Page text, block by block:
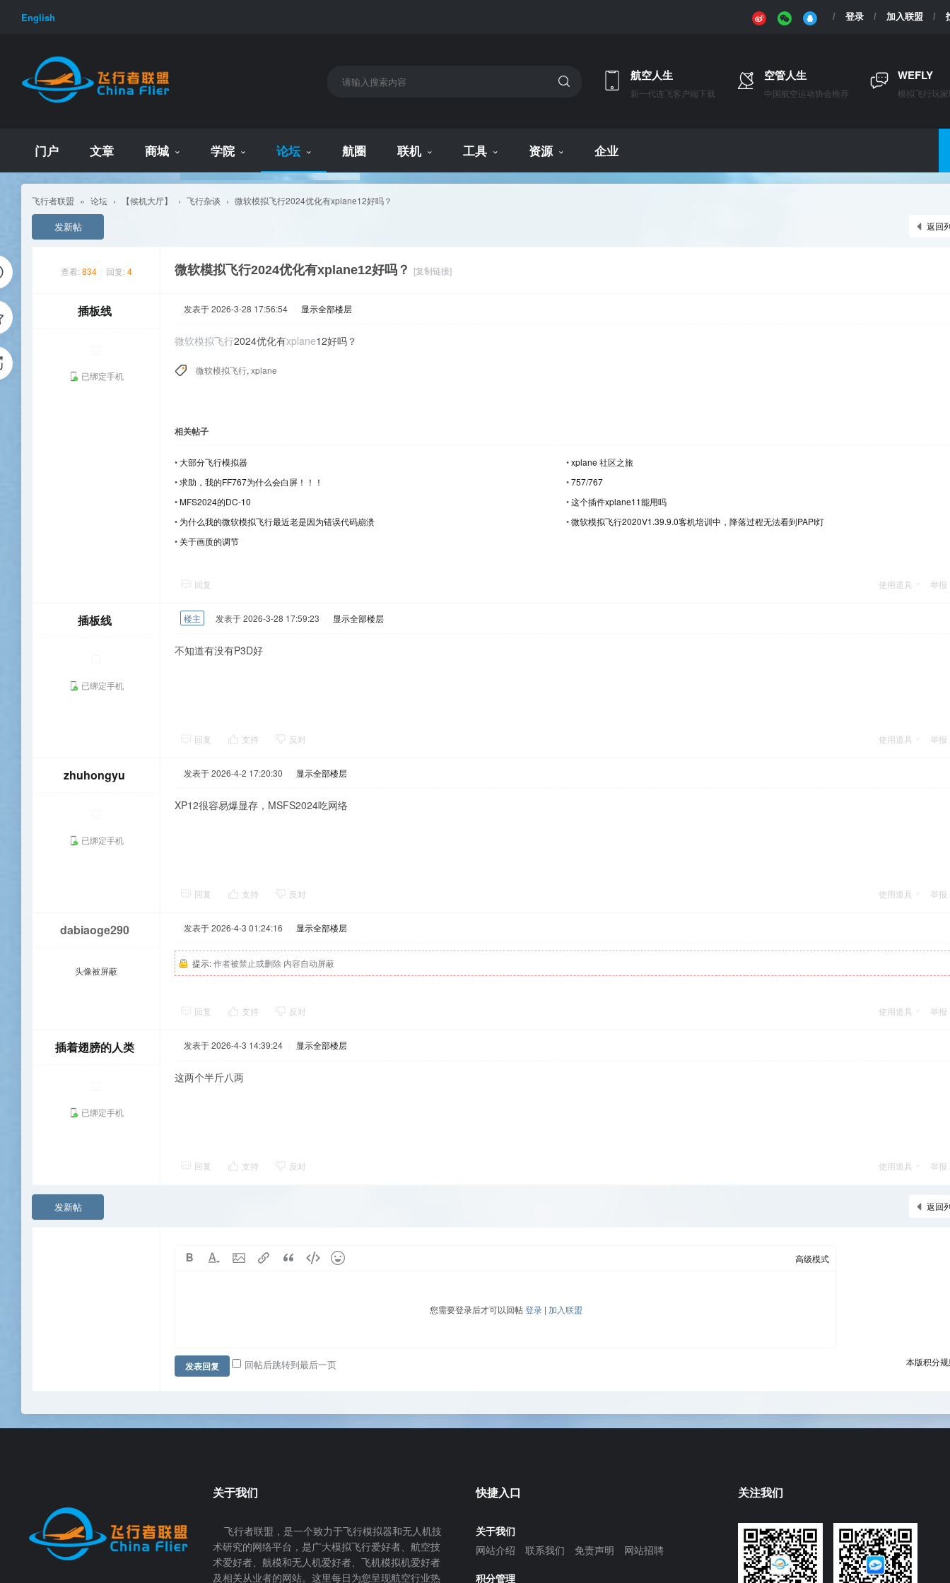
English 登录 加入联盟
航空人生
新一代连飞客户端下载
空管人生
中国航空运动协会推荐
WEFLY
模拟飞行玩
门户 文章 商城 学院 论坛 航圈 联机 工具 资源 企业
飞行者联盟 » 论坛 › 【候机大厅】 › 飞行杂谈 › 微软模拟飞行2024优化有xplane12好吗？
返回
发新帖
查看: 834 回复: 4 微软模拟飞行2024优化有xplane12好吗？ [复制链接]
插板线
已绑定手机
发表于 2026-3-28 17:56:54 显示全部楼层
微软模拟飞行2024优化有xplane12好吗？
微软模拟飞行, xplane
相关帖子
• 大部分飞行模拟器 •xplane 社区之旅
•求助，我的FF767为什么会白屏！！！ •757/767
•MFS2024的DC-10 •这个插件xplane11能用吗
• 为什么我的微软模拟飞行最近老是因为错误代码崩溃 •微软模拟飞行2020V1.39.9.0客机培训中，降落过程无法看到PAPI灯
• 关于画质的调节
回复 使用道具 举报
插板线
已绑定手机
楼主 发表于 2026-3-28 17:59:23 显示全部楼层
不知道有没有P3D好
回复 支持 反对 使用道具 举报
zhuhongyu
已绑定手机
发表于 2026-4-2 17:20:30 显示全部楼层
XP12很容易爆显存，MSFS2024吃网络
回复 支持 反对 使用道具 举报
dabiaoge290
头像被屏蔽
发表于 2026-4-3 01:24:16 显示全部楼层
提示:作者被禁止或删除 内容自动屏蔽
回复 支持 反对 使用道具 举报
插着翅膀的人类
已绑定手机
发表于 2026-4-3 14:39:24 显示全部楼层
这两个半斤八两
回复 支持 反对 使用道具 举报
返回
发新帖
高级模式
您需要登录后才可以回帖登录| 加入联盟
本版积分
发表回复 回帖后跳转到最后一页
关于我们
飞行者联盟，是一个致力于飞行模拟器和无人机技
术研究的网络平台，是广大模拟飞行爱好者、航空技
术爱好者、航模和无人机爱好者、飞机模拟机爱好者
及相关从业者的网站。这里每日为您呈现航空行业热
快捷入口
关于我们
网站介绍
联系我们 免责声明
网站招聘
积分管理
关注我们